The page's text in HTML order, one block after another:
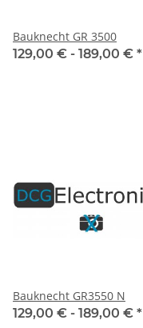
Bauknecht GR 3500
129,00 € - 189,00 € *
Bauknecht GR3550 N
129,00 € - 189,00 € *